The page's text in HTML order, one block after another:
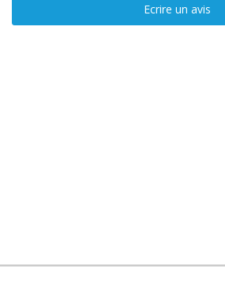
Ecrire un avis